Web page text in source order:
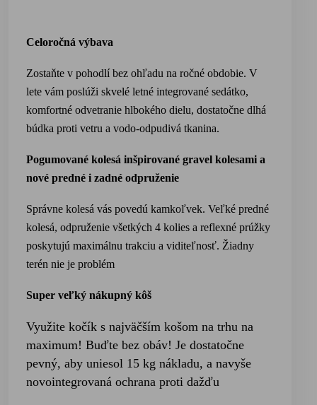
Celoročná výbava
Zostaňte v pohodlí bez ohľadu na ročné obdobie. V
lete vám poslúži skvelé letné integrované sedátko,
komfortné odvetranie hlbokého dielu, dostatočne dlhá
búdka proti vetru a vodo-odpudivá tkanina.
Pogumované kolesá inšpirované gravel kolesami a
nové predné i zadné odpruženie
Správne kolesá vás povedú kamkoľvek. Veľké predné
kolesá, odpruženie všetkých 4 kolies a reflexné prúžky
poskytujú maximálnu trakciu a viditeľnosť. Žiadny
terén nie je problém
Super veľký nákupný kôš
Využite kočík s najväčším košom na trhu na
maximum! Buďte bez obáv! Je dostatočne
pevný, aby uniesol 15 kg nákladu, a navyše
novointegrovaná ochrana proti dažďu